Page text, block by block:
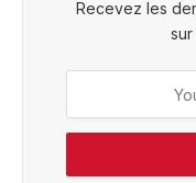
Recevez les